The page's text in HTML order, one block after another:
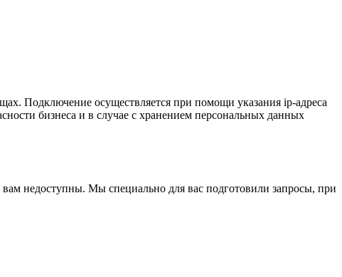
Подключение осуществляется при помощи указания ip-адреса
бизнеса и в случае с хранением персональных данных
недоступны. Мы специально для вас подготовили запросы, при